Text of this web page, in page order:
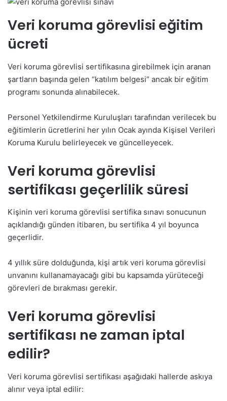
Veri koruma görevlisi eğitim
ücreti
Veri koruma görevlisi sertifikasına girebilmek için aranan
şartların başında gelen “katılım belgesi” ancak bir eğitim
programı sonunda alınabilecek.
Personel Yetkilendirme Kuruluşları tarafından verilecek bu
eğitimlerin ücretlerini her yılın Ocak ayında Kişisel Verileri
Koruma Kurulu belirleyecek ve güncelleyecek.
Veri koruma görevlisi
sertifikası geçerlilik süresi
Kişinin veri koruma görevlisi sertifika sınavı sonucunun
açıklandığı günden itibaren, bu sertifika 4 yıl boyunca
geçerlidir.
4 yıllık süre dolduğunda, kişi artık veri koruma görevlisi
unvanını kullanamayacağı gibi bu kapsamda yürüteceği
görevleri de bırakması gerekir.
Veri koruma görevlisi
sertifikası ne zaman iptal
edilir?
Veri koruma görevlisi sertifikası aşağıdaki hallerde askıya
alınır veya iptal edilir: